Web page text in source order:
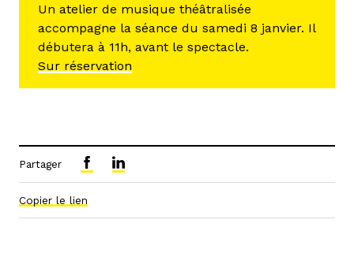
Un atelier de musique théâtralisée
accompagne la séance du samedi 8 janvier. Il
débutera à 11h, avant le spectacle.
Sur réservation
Partager
Copier le lien